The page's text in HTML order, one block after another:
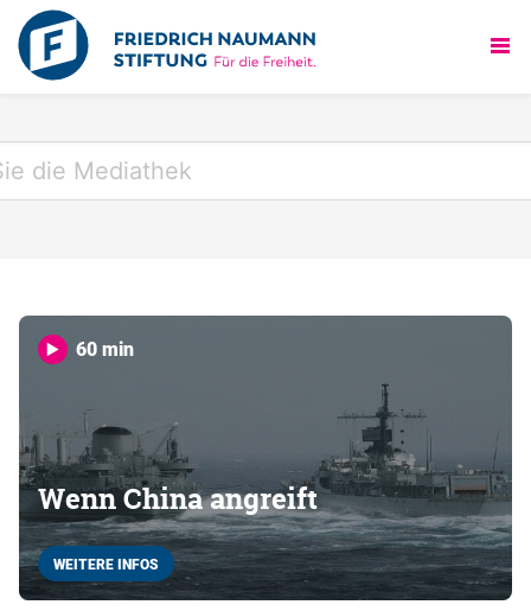
60 min
Wenn China angreift
WEITERE INFOS